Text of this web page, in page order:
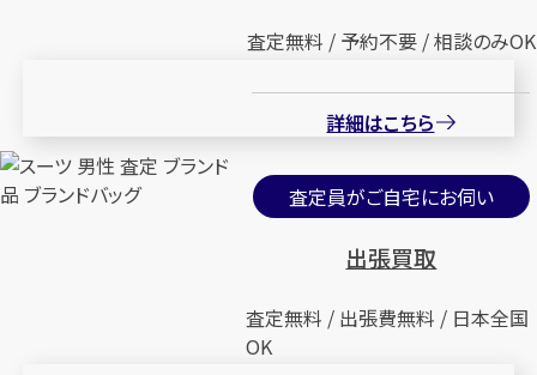
査定無料 / 予約不要 / 相談のみOK
詳細はこちら
査定員がご自宅にお伺い
出張買取
査定無料 / 出張費無料 / 日本全国
OK